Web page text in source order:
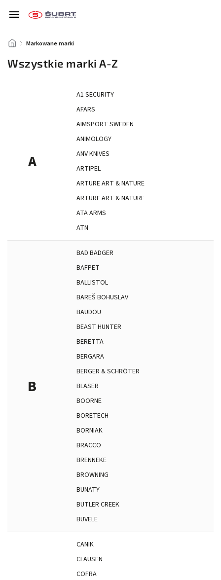
/ Markowane marki
Wszystkie marki A-Z
A
A1 SECURITY
AFARS
AIMSPORT SWEDEN
ANIMOLOGY
ANV KNIVES
ARTIPEL
ARTURE ART & NATURE
ARTURE ART & NATURE
ATA ARMS
ATN
B
BAD BADGER
BAFPET
BALLISTOL
BAREŠ BOHUSLAV
BAUDOU
BEAST HUNTER
BERETTA
BERGARA
BERGER & SCHRÖTER
BLASER
BOORNE
BORETECH
BORNIAK
BRACCO
BRENNEKE
BROWNING
BUNATY
BUTLER CREEK
BUVELE
CANIK
CLAUSEN
COFRA